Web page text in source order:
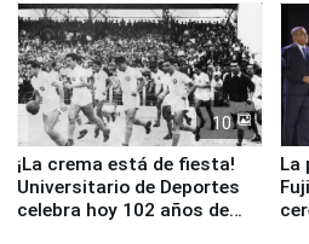
10
¡La crema está de fiesta!
Universitario de Deportes
celebra hoy 102 años de
La